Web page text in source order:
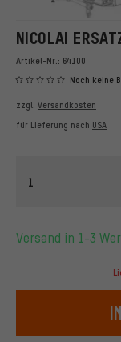
NICOLAI
Artikel-Nr.: 64100
Noch keine
zzgl. Versandkosten
für Lieferung nach USA
1
Versand in 1-3